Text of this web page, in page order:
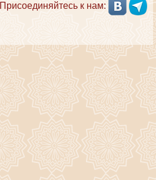
Присоединяйтесь к нам: